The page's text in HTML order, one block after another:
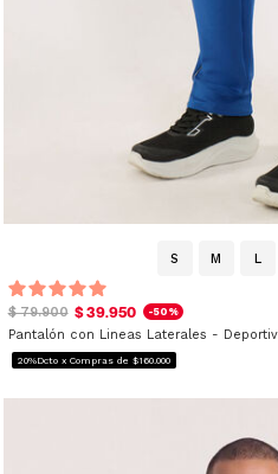
S M L
$ 79.900 $ 39.950 -50%
Pantalón con Lineas Laterales -
20%Dcto x Compras de $160.000